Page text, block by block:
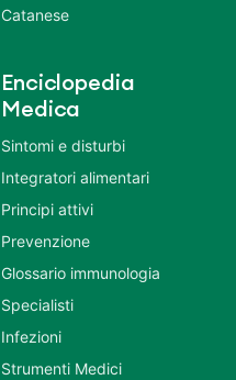
Catanese
Enciclopedia
Medica
Sintomi e disturbi
Integratori alimentari
Principi attivi
Prevenzione
Glossario immunologia
Specialisti
Infezioni
Strumenti Medici